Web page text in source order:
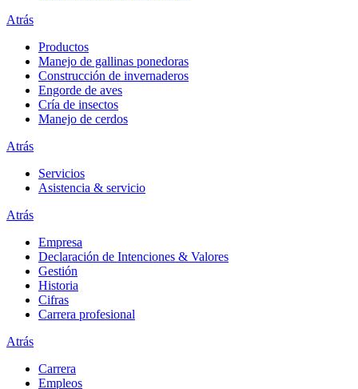
Atrás
Productos
Manejo de gallinas ponedoras
Construcción de invernaderos
Engorde de aves
Cría de insectos
Manejo de cerdos
Atrás
Servicios
Asistencia & servicio
Atrás
Empresa
Declaración de Intenciones & Valores
Gestión
Historia
Cifras
Carrera profesional
Atrás
Carrera
Empleos